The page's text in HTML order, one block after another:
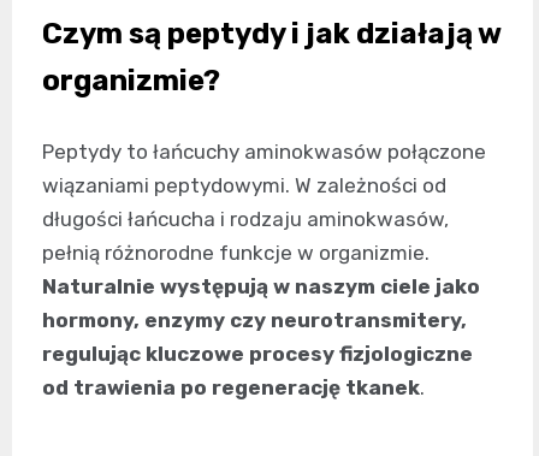
Czym są peptydy i jak działają w
organizmie?
Peptydy to łańcuchy aminokwasów połączone
wiązaniami peptydowymi. W zależności od
długości łańcucha i rodzaju aminokwasów,
pełnią różnorodne funkcje w organizmie.
Naturalnie występują w naszym ciele jako
hormony, enzymy czy neurotransmitery,
regulując kluczowe procesy fizjologiczne
od trawienia po regenerację tkanek.